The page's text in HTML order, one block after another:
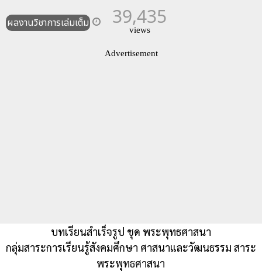
ผลงานวิชาการเล่มเต็ม 39,435
views
Advertisement
บทเรียนสำเร็จรูป ชุด พระพุทธศาสนา
กลุ่มสาระการเรียนรู้สังคมศึกษา ศาสนาและวัฒนธรรม สาระ
พระพุทธศาสนา